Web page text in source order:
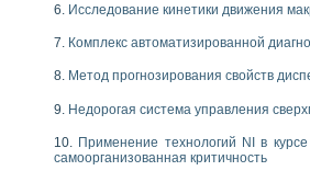
Исследование кинетики движения
Комплекс автоматизированной
Метод прогнозирования свойств
Недорогая система управления
Применение технологий NI в
самоорганизованная критичность